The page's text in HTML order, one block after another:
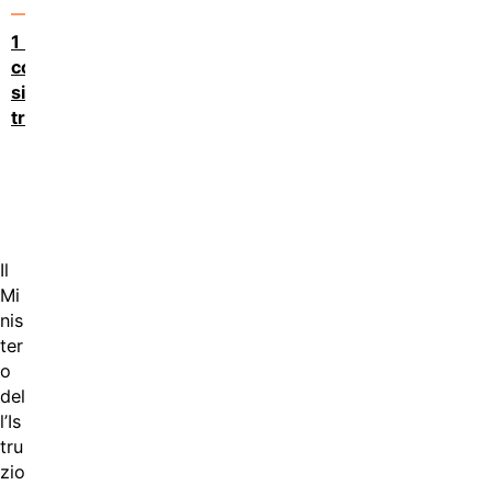
cosa
si
tratta?
Il
Mi
nis
ter
o
del
l’Is
tru
zio